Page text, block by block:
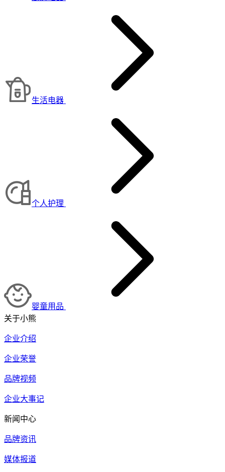
生活电器
个人护理
婴童用品
关于小熊
企业介绍
企业荣誉
品牌视频
企业大事记
新闻中心
品牌资讯
媒体报道